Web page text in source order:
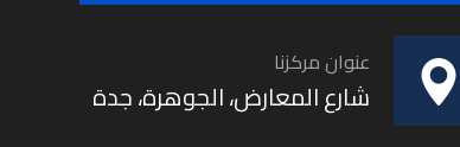
عنوان مركزنا
شارع المعارض، الجوهرة، جدة